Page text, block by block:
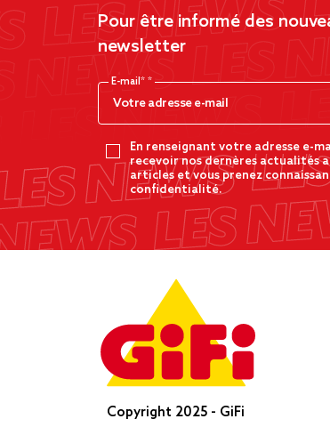
Pour être informé des
newsletter
E-mail*
En renseignant votre adresse e-
recevoir nos dernères actualités
articles et vous prenez
confidentialité.
Copyright 2025 - GiFi